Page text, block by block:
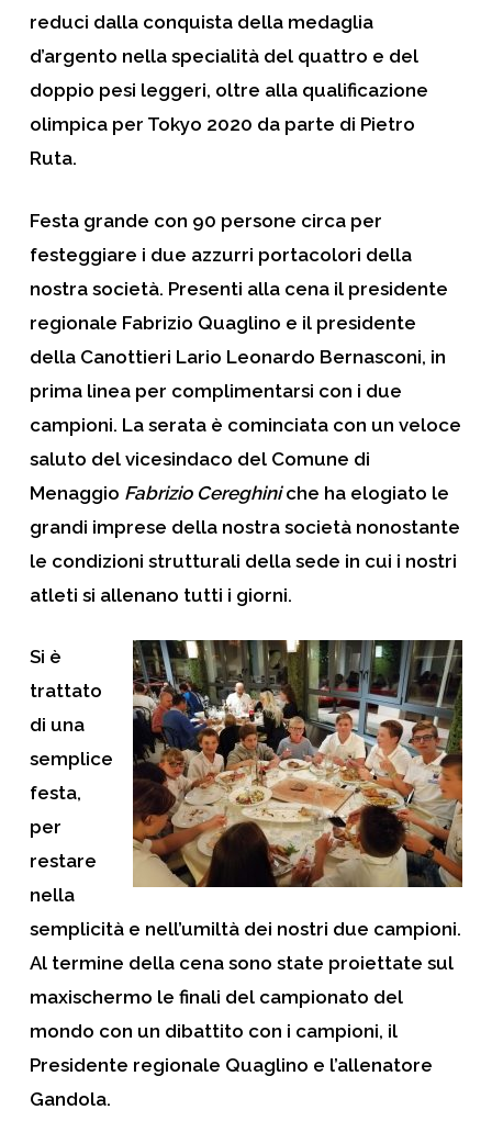
reduci dalla conquista della medaglia
d’argento nella specialità del quattro e del
doppio pesi leggeri, oltre alla qualificazione
olimpica per Tokyo 2020 da parte di Pietro
Ruta.
Festa grande con 90 persone circa per
festeggiare i due azzurri portacolori della
nostra società. Presenti alla cena il presidente
regionale Fabrizio Quaglino e il presidente
della Canottieri Lario Leonardo Bernasconi, in
prima linea per complimentarsi con i due
campioni. La serata è cominciata con un veloce
saluto del vicesindaco del Comune di
Menaggio Fabrizio Cereghiniche ha elogiato le
grandi imprese della nostra società nonostante
le condizioni strutturali della sede in cui i nostri
atleti si allenano tutti i giorni.
Si è
trattato
di una
semplice
festa,
per
restare
nella
semplicità e nell’umiltà dei nostri due campioni.
Al termine della cena sono state proiettate sul
maxischermo le finali del campionato del
mondo con un dibattito con i campioni, il
Presidente regionale Quaglino e l’allenatore
Gandola.